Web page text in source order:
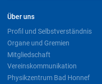
Über uns
Profil und Selbstverständnis
Organe und Gremien
Mitgliedschaft
Vereinskommunikation
Physikzentrum Bad Honnef